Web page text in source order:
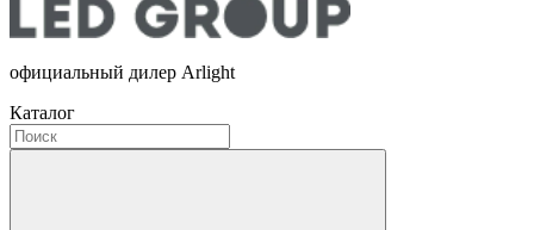
официальный дилер Arlight
Каталог